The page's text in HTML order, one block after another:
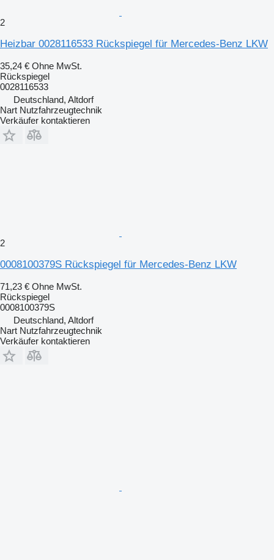
2
Heizbar 0028116533 Rückspiegel für Mercedes-Benz LKW
35,24 € Ohne MwSt.
Rückspiegel
0028116533
Deutschland, Altdorf
Nart Nutzfahrzeugtechnik
Verkäufer kontaktieren
2
0008100379S Rückspiegel für Mercedes-Benz LKW
71,23 € Ohne MwSt.
Rückspiegel
0008100379S
Deutschland, Altdorf
Nart Nutzfahrzeugtechnik
Verkäufer kontaktieren